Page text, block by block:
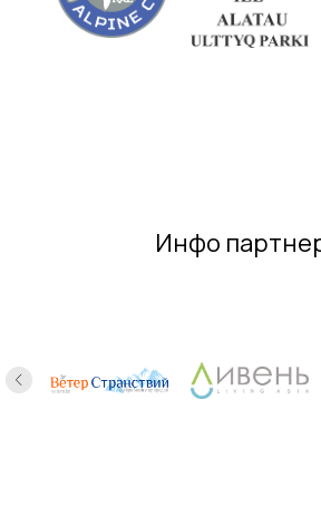
Инфо